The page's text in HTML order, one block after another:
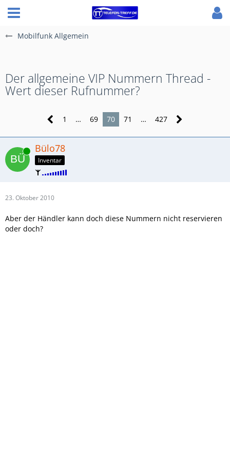
Mobilfunk Allgemein
Der allgemeine VIP Nummern Thread -
Wert dieser Rufnummer?
1 … 69 70 71 … 427
Online Bülo78
Inventar
23. Oktober 2010
Aber der Händler kann doch diese Nummern nicht reservieren
oder doch?